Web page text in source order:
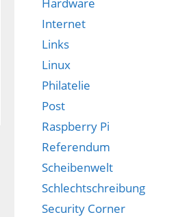
Internet
Links
Linux
Philatelie
Post
Raspberry Pi
Referendum
Scheibenwelt
Schlechtschreibung
Security Corner